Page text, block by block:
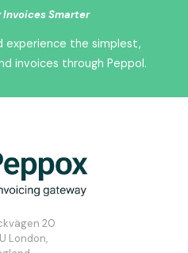
Invoices Smarter
experience the simplest,
invoices through Peppol.
20
London,